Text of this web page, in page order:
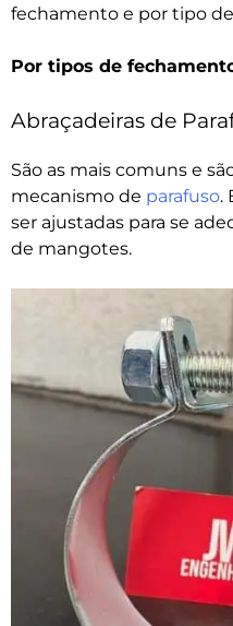
fechamento e por tipo
Por tipos de
Abraçadeiras de
São as mais comuns e
mecanismo de parafuso.
ser ajustadas para se
de mangotes.